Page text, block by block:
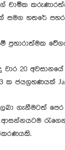
චාමික
සමග හතරේ
20 අවසානයේ
ජයග්‍රහණයක්
ගැනීමටත් පෙර
ආසන්නයටම